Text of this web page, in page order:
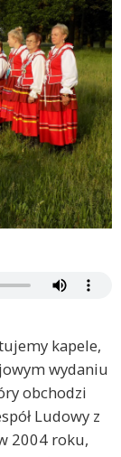
kapele,
wydaniu
obchodzi
Ludowy z
2004 roku,